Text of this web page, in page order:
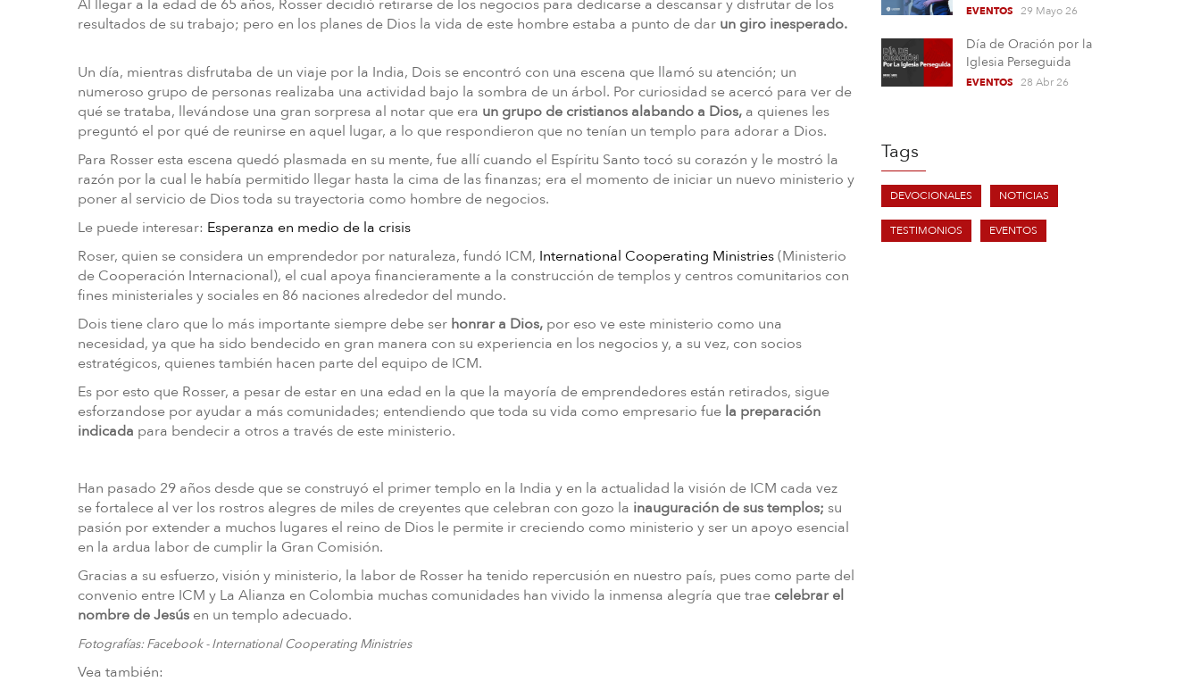
Al llegar a la edad de 65 años, Rosser decidió retirarse de los negocios para dedicarse a descansar y disfrutar de los
resultados de su trabajo; pero en los planes de Dios la vida de este hombre estaba a punto de dar un giro inesperado.
Un día, mientras disfrutaba de un viaje por la India, Dois se encontró con una escena que llamó su atención; un
numeroso grupo de personas realizaba una actividad bajo la sombra de un árbol. Por curiosidad se acercó para ver de
qué se trataba, llevándose una gran sorpresa al notar que era un grupo de cristianos alabando a Dios, a quienes les
preguntó el por qué de reunirse en aquel lugar, a lo que respondieron que no tenían un templo para adorar a Dios.
Para Rosser esta escena quedó plasmada en su mente, fue allí cuando el Espíritu Santo tocó su corazón y le mostró la
razón por la cual le había permitido llegar hasta la cima de las finanzas; era el momento de iniciar un nuevo ministerio y
poner al servicio de Dios toda su trayectoria como hombre de negocios.
Le puede interesar: Esperanza en medio de la crisis
Roser, quien se considera un emprendedor por naturaleza, fundó ICM, International Cooperating Ministries(Ministerio
de Cooperación Internacional), el cual apoya financieramente a la construcción de templos y centros comunitarios con
fines ministeriales y sociales en 86 naciones alrededor del mundo.
Dois tiene claro que lo más importante siempre debe ser honrar a Dios, por eso ve este ministerio como una
necesidad, ya que ha sido bendecido en gran manera con su experiencia en los negocios y, a su vez, con socios
estratégicos, quienes también hacen parte del equipo de ICM.
Es por esto que Rosser, a pesar de estar en una edad en la que la mayoría de emprendedores están retirados, sigue
esforzandose por ayudar a más comunidades; entendiendo que toda su vida como empresario fue la preparación
indicada para bendecir a otros a través de este ministerio.
Han pasado 29 años desde que se construyó el primer templo en la India y en la actualidad la visión de ICM cada vez
se fortalece al ver los rostros alegres de miles de creyentes que celebran con gozo la inauguración de sus templos; su
pasión por extender a muchos lugares el reino de Dios le permite ir creciendo como ministerio y ser un apoyo esencial
en la ardua labor de cumplir la Gran Comisión.
Gracias a su esfuerzo, visión y ministerio, la labor de Rosser ha tenido repercusión en nuestro país, pues como parte del
convenio entre ICM y La Alianza en Colombia muchas comunidades han vivido la inmensa alegría que trae celebrar el
nombre de Jesús en un templo adecuado.
Fotografías: Facebook - International Cooperating Ministries
Vea también:
EVENTOS 29 Mayo 26
Día de Oración por la
Iglesia Perseguida
EVENTOS 28 Abr 26
Tags
DEVOCIONALES NOTICIAS
TESTIMONIOS EVENTOS